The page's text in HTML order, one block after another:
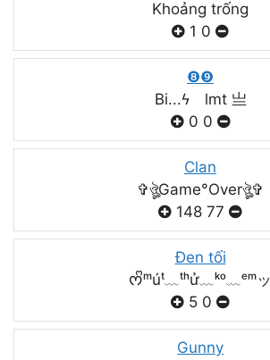
Khoảng trống
1 0
❽❾
Bi...ϟ lmt 亗
0 0
Clan
✞ঔৣGame°Overঔৣ✞
148 77
Đen tối
ᰔᩚᵐúᵗ﹏ᵗʰử﹏ᵏᵒ﹏ᵉᵐッ
5 0
Gunny